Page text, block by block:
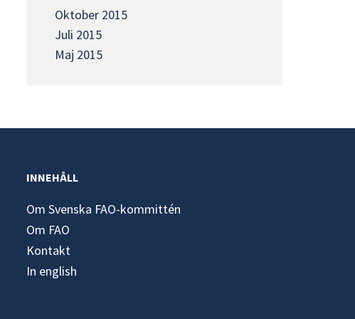
Oktober 2015
Juli 2015
Maj 2015
INNEHÅLL
Om Svenska FAO-kommittén
Om FAO
Kontakt
In english